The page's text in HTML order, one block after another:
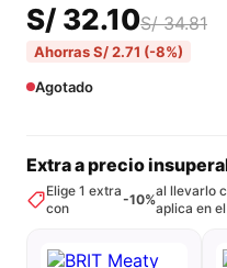
S/ 32.10S/ 34.81
Ahorras S/ 2.71 (-8%)
Agotado
Extra a precio
Elige 1 extra
con
-10%
al llevarlo
aplica en